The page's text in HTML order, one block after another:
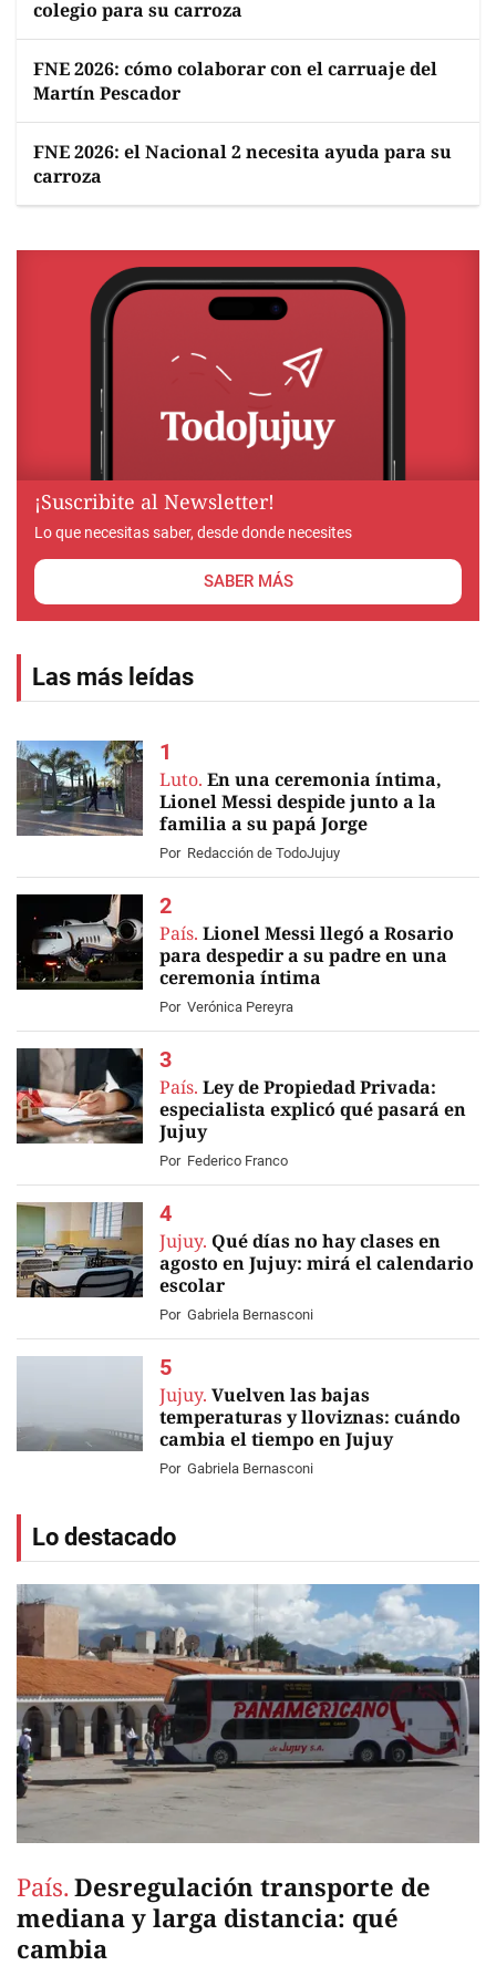
colegio para su carroza
FNE 2026: cómo colaborar con el carruaje del
Martín Pescador
FNE 2026: el Nacional 2 necesita ayuda para su
carroza
¡Suscribite al Newsletter!
Lo que necesitas saber, desde donde necesites
SABER MÁS
Las más leídas
Luto. En una ceremonia íntima,
Lionel Messi despide junto a la
familia a su papá Jorge
Por Redacción de TodoJujuy
País. Lionel Messi llegó a Rosario
para despedir a su padre en una
ceremonia íntima
Por Verónica Pereyra
País. Ley de Propiedad Privada:
especialista explicó qué pasará en
Jujuy
Por Federico Franco
Jujuy. Qué días no hay clases en
agosto en Jujuy: mirá el calendario
escolar
Por Gabriela Bernasconi
Jujuy. Vuelven las bajas
temperaturas y lloviznas: cuándo
cambia el tiempo en Jujuy
Por Gabriela Bernasconi
Lo destacado
País. Desregulación transporte de
mediana y larga distancia: qué
cambia